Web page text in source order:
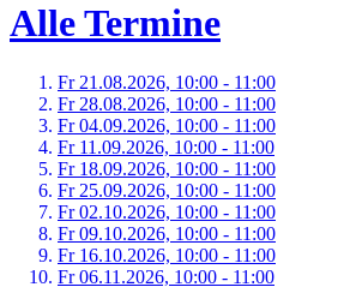
Alle Termine
Fr 21.08.2026, 10:00 - 11:00
Fr 28.08.2026, 10:00 - 11:00
Fr 04.09.2026, 10:00 - 11:00
Fr 11.09.2026, 10:00 - 11:00
Fr 18.09.2026, 10:00 - 11:00
Fr 25.09.2026, 10:00 - 11:00
Fr 02.10.2026, 10:00 - 11:00
Fr 09.10.2026, 10:00 - 11:00
Fr 16.10.2026, 10:00 - 11:00
Fr 06.11.2026, 10:00 - 11:00